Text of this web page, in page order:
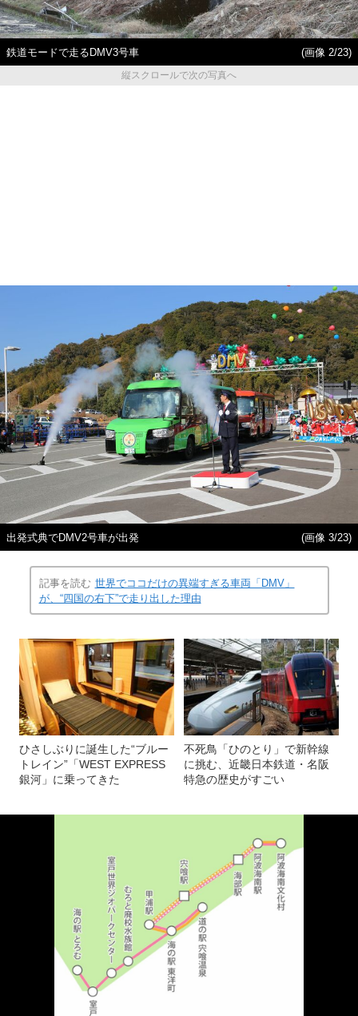
鉄道モードで走るDMV3号車
(画像 2/23)
縦スクロールで次の写真へ
出発式典でDMV2号車が出発 (画像 3/23)
記事を読む 世界でココだけの異端すぎる車両「DMV」
が、“四国の右下”で走り出した理由
ひさしぶりに誕生した“ブルー
トレイン”「WEST EXPRESS
銀河」に乗ってきた
不死鳥「ひのとり」で新幹線
に挑む、近畿日本鉄道・名阪
特急の歴史がすごい